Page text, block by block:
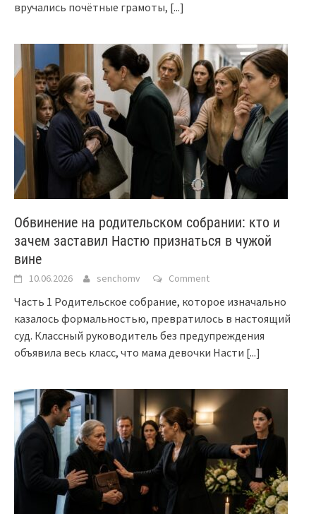
вручались почётные грамоты, [...]
Обвинение на родительском собрании: кто и
зачем заставил Настю признаться в чужой
вине
10.06.2026 senchomv Comment
Часть 1 Родительское собрание, которое изначально
казалось формальностью, превратилось в настоящий
суд. Классный руководитель без предупреждения
объявила весь класс, что мама девочки Насти [...]